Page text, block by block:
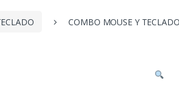
COMBO MOUSE Y